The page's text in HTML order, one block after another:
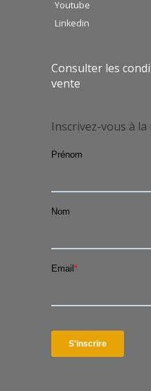
Youtube
Linkedin
Consulter les
vente
Inscrivez-vous à